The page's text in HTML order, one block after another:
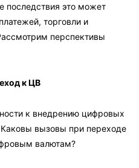
последствия это может
торговли и
перспективы
к ЦВ
к внедрению цифровых
вызовы при переходе
валютам?